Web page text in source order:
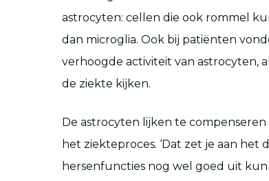
astrocyten: cellen die ook rommel
dan microglia. Ook bij patiënten
verhoogde activiteit van astrocyten,
de ziekte kijken.
De astrocyten lijken te
het ziekteproces. ‘Dat zet je aan
hersenfuncties nog wel goed uit